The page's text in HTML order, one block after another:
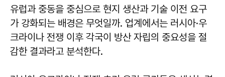
유럽과 중동을 중심으로 현지 생산과 기술 이전 요구
가 강화되는 배경은 무엇일까. 업계에서는 러시아·우
크라이나 전쟁 이후 각국이 방산 자립의 중요성을 절
감한 결과라고 분석한다.